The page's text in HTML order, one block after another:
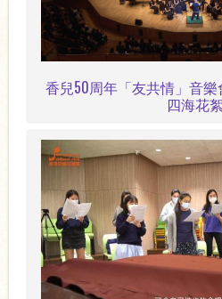
香兒50周年「友共情」音
四海花絮